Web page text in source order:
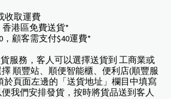
收取運費
香港區免費送貨*
，顧客需支付$40運費*
服務，客人可以選擇送貨到 工商業或
順豐站、順便智能櫃、便利店(順豐服
於頁面左邊的「送貨地址」欄目中填寫
我們安排發貨，按時將貨品送到客人